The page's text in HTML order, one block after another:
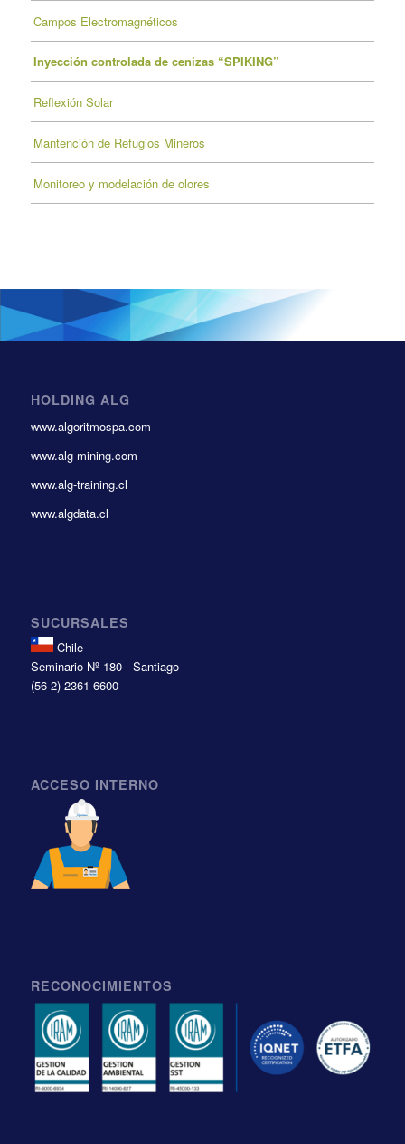
Campos Electromagnéticos
Inyección controlada de cenizas “SPIKING”
Reflexión Solar
Mantención de Refugios Mineros
Monitoreo y modelación de olores
HOLDING ALG
www.algoritmospa.com
www.alg-mining.com
www.alg-training.cl
www.algdata.cl
SUCURSALES
Chile
Seminario Nº 180 - Santiago
(56 2) 2361 6600
ACCESO INTERNO
RECONOCIMIENTOS